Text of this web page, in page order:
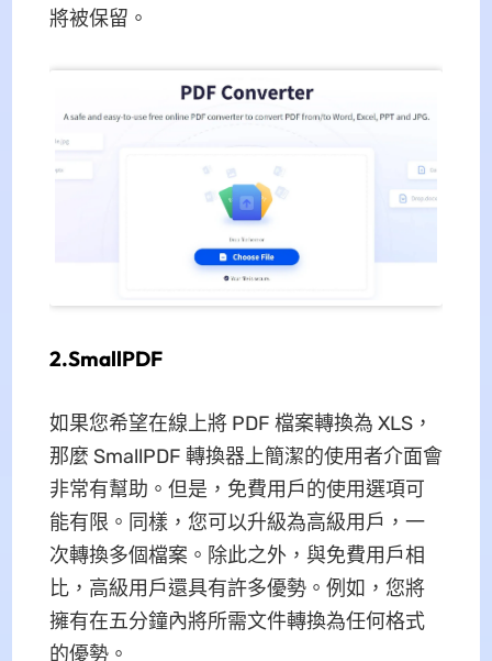
將被保留。
2.SmallPDF
如果您希望在線上將 PDF 檔案轉換為 XLS，
那麼 SmallPDF 轉換器上簡潔的使用者介面會
非常有幫助。但是，免費用戶的使用選項可
能有限。同樣，您可以升級為高級用戶，一
次轉換多個檔案。除此之外，與免費用戶相
比，高級用戶還具有許多優勢。例如，您將
擁有在五分鐘內將所需文件轉換為任何格式
的優勢。